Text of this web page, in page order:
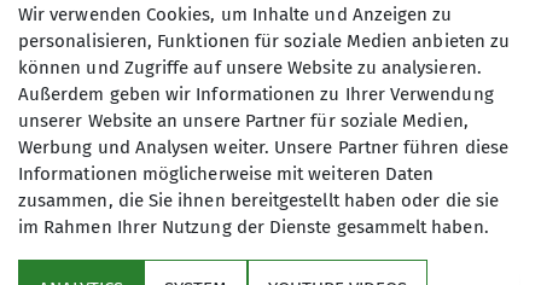
Ansprechpartner für das offene
Klettertraining ist Marc Martens (siehe
Kontakt).
Wir freuen uns darauf, euch beim
offenen Klettertraining des DAV
Sigmaringen begrüßen zu dürfen.
Kommt vorbei, habt Spaß und genießt
die wunderbare Welt des Kletterns!
Euer DAV - Team Sigmaringen
Maximale Teilnehmeranzahl
6
Wir verwenden Cookies, um Inhalte und Anzeigen zu
personalisieren, Funktionen für soziale Medien anbieten zu
können und Zugriffe auf unsere Website zu analysieren.
Außerdem geben wir Informationen zu Ihrer Verwendung
unserer Website an unsere Partner für soziale Medien,
Werbung und Analysen weiter. Unsere Partner führen diese
Informationen möglicherweise mit weiteren Daten
zusammen, die Sie ihnen bereitgestellt haben oder die sie
im Rahmen Ihrer Nutzung der Dienste gesammelt haben.